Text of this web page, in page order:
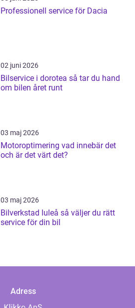
Professionell service för Dacia
02 juni 2026
Bilservice i dorotea så tar du hand
om bilen året runt
03 maj 2026
Motoroptimering vad innebär det
och är det värt det?
03 maj 2026
Bilverkstad luleå så väljer du rätt
service för din bil
Adress